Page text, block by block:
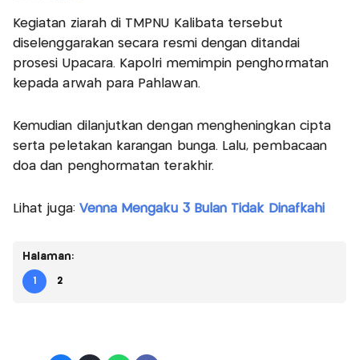
Kegiatan ziarah di TMPNU Kalibata tersebut
diselenggarakan secara resmi dengan ditandai
prosesi Upacara. Kapolri memimpin penghormatan
kepada arwah para Pahlawan.
Kemudian dilanjutkan dengan mengheningkan cipta
serta peletakan karangan bunga. Lalu, pembacaan
doa dan penghormatan terakhir.
Lihat juga: Venna Mengaku 3 Bulan Tidak Dinafkahi
Halaman:
1 2